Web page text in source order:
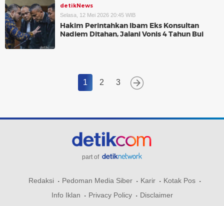
detikNews
Selasa, 12 Mei 2026 20:45 WIB
Hakim Perintahkan Ibam Eks Konsultan
Nadiem Ditahan, Jalani Vonis 4 Tahun Bui
1 2 3
part of
Redaksi Pedoman Media Siber Karir
Kotak Pos
Info Iklan
Privacy Policy Disclaimer